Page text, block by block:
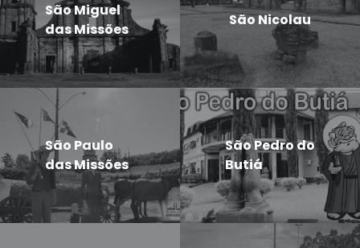
São Miguel
das Missões
São Nicolau
São Paulo
das Missões
São Pedro do
Butiá